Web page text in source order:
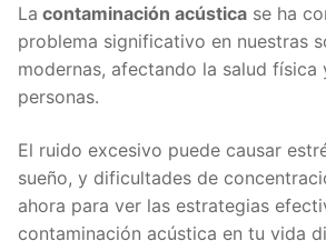
Estrategias para reducir la
acústica en el hogar
Aislamiento acústico
Estrategias para reducir la
acústica en el trabajo
Espacios de trabajo
Uso de auriculares
La contaminación acústica se ha
problema significativo en nuestras
modernas, afectando la salud física
personas.
El ruido excesivo puede causar
sueño, y dificultades de
ahora para ver las estrategias
contaminación acústica en tu vida